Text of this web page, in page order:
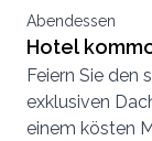
Nächtigung in
fürs Brautpaar
am nächsten
Abendessen
Hotel
Feiern Sie den
exklusiven
einem kösten